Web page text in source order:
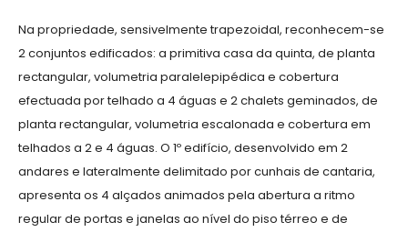
Na propriedade, sensivelmente trapezoidal, reconhecem-se
2 conjuntos edificados: a primitiva casa da quinta, de planta
rectangular, volumetria paralelepipédica e cobertura
efectuada por telhado a 4 águas e 2 chalets geminados, de
planta rectangular, volumetria escalonada e cobertura em
telhados a 2 e 4 águas. O 1º edifício, desenvolvido em 2
andares e lateralmente delimitado por cunhais de cantaria,
apresenta os 4 alçados animados pela abertura a ritmo
regular de portas e janelas ao nível do piso térreo e de